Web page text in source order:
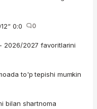
0:0 0
2026/2027 favoritlarini
to'p tepishi mumkin
bilan shartnoma